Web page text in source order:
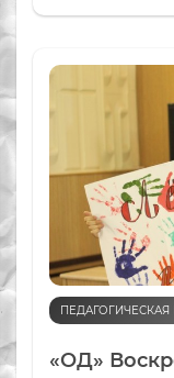
ПЕДАГОГИЧЕСКАЯ
«ОД»